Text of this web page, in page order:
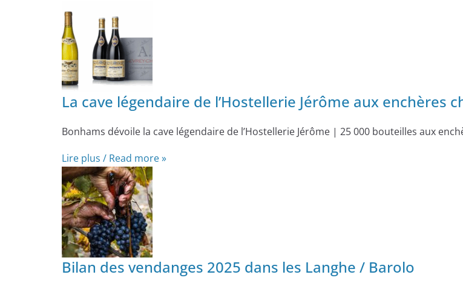
La cave légendaire de l’Hostellerie Jérôme aux enchères
Bonhams dévoile la cave légendaire de l’Hostellerie Jérôme | 25 000 bouteilles aux
Lire plus / Read more »
Bilan des vendanges 2025 dans les Langhe / Barolo